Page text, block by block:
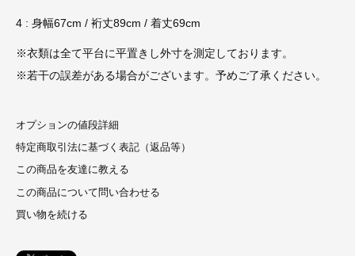
4 : 身幅67cm / 裄丈89cm / 着丈69cm
※衣類は全て平台に平置きし外寸を測定しております。
※若干の誤差がある場合がございます。予めご了承ください。
オプションの値段詳細
特定商取引法に基づく表記（返品等）
この商品を友達に教える
この商品について問い合わせる
買い物を続ける